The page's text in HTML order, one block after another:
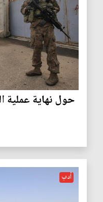
حول نهاية عملية
أدب